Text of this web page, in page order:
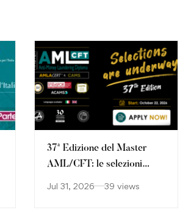
37ª Edizione del Master
AML/CFT: le selezioni
Jul 31, 2026 39 views